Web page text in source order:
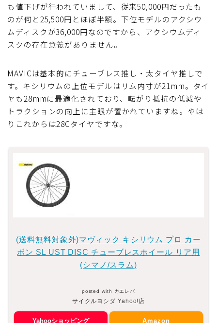
も値下げが行われていまして、従来50,000円だったも
のが何と25,500円とほぼ半額。下位モデルのアクシウ
ムディスクが36,000円なのですから、アクシウムディ
スクの存在意義がありません。
MAVICは基本的にチューブレス推し・太タイヤ推しで
す。キシリウムの上位モデルはリム内寸が21mm。タイ
ヤも28mmに最適化されており、転がり抵抗の低減や
トラクションの向上に主眼が置かれていますね。やは
りこれからは28Cタイヤですな。
(送料無料対象外)マヴィック キシリウム プロ カー
ボン SL UST DISC チューブレスホイール リア用
(シマノ/スラム)
posted with カエレバ
サイクルヨシダ Yahoo!店
Yahooショッピング Amazon